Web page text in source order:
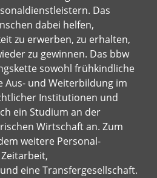
Das
dabei helfen,
zu erwerben, zu erhalten,
zu gewinnen. Das bbw
sowohl frühkindliche
Aus- und Weiterbildung im
Institutionen und
ein Studium an der
Wirtschaft an. Zum
weitere Personal-
eine Transfergesellschaft.